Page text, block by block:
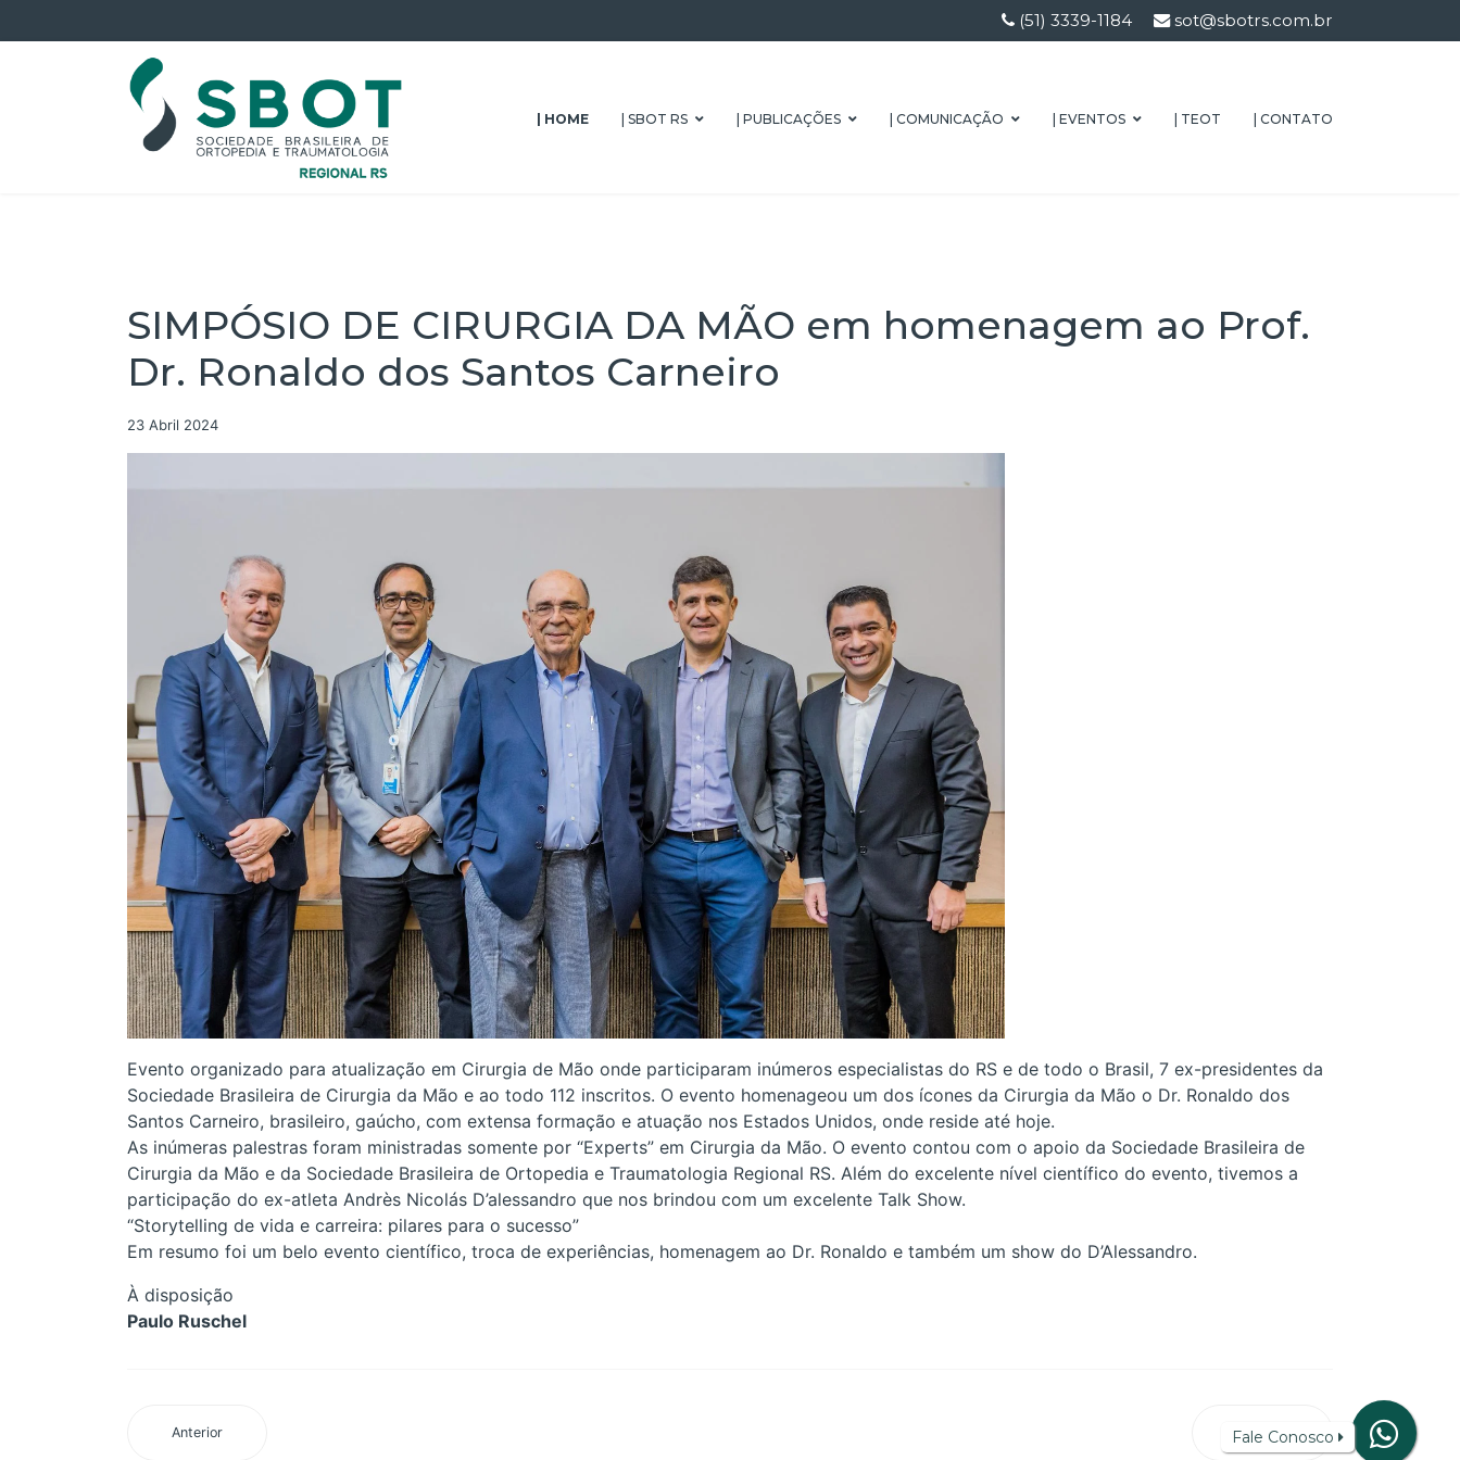
(51) 3339-1184 sot@sbotrs.com.br
| HOME | SBOT RS | PUBLICAÇÕES | COMUNICAÇÃO | EVENTOS | TEOT | CONTATO
SIMPÓSIO DE CIRURGIA DA MÃO em homenagem ao Prof.
Dr. Ronaldo dos Santos Carneiro
23 Abril 2024
Evento organizado para atualização em Cirurgia de Mão onde participaram inúmeros especialistas do RS e de todo o Brasil, 7 ex-presidentes da
Sociedade Brasileira de Cirurgia da Mão e ao todo 112 inscritos. O evento homenageou um dos ícones da Cirurgia da Mão o Dr. Ronaldo dos
Santos Carneiro, brasileiro, gaúcho, com extensa formação e atuação nos Estados Unidos, onde reside até hoje.
As inúmeras palestras foram ministradas somente por “Experts” em Cirurgia da Mão. O evento contou com o apoio da Sociedade Brasileira de
Cirurgia da Mão e da Sociedade Brasileira de Ortopedia e Traumatologia Regional RS. Além do excelente nível científico do evento, tivemos a
participação do ex-atleta Andrès Nicolás D’alessandro que nos brindou com um excelente Talk Show.
“Storytelling de vida e carreira: pilares para o sucesso”
Em resumo foi um belo evento científico, troca de experiências, homenagem ao Dr. Ronaldo e também um show do D’Alessandro.
À disposição
Paulo Ruschel
Anterior Próximo
Fale Conosco